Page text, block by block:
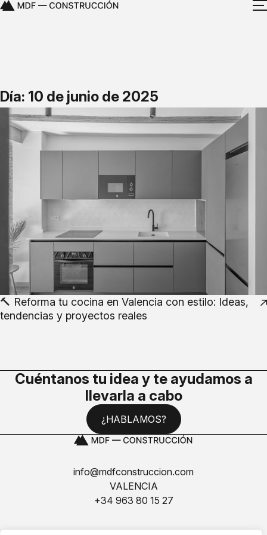
Día: 10 de junio de 2025
🔨 Reforma tu cocina en Valencia con estilo: Ideas,
tendencias y proyectos reales
Cuéntanos tu idea y te ayudamos a
llevarla a cabo
¿HABLAMOS?
info@mdfconstruccion.com
VALENCIA
+34 963 80 15 27